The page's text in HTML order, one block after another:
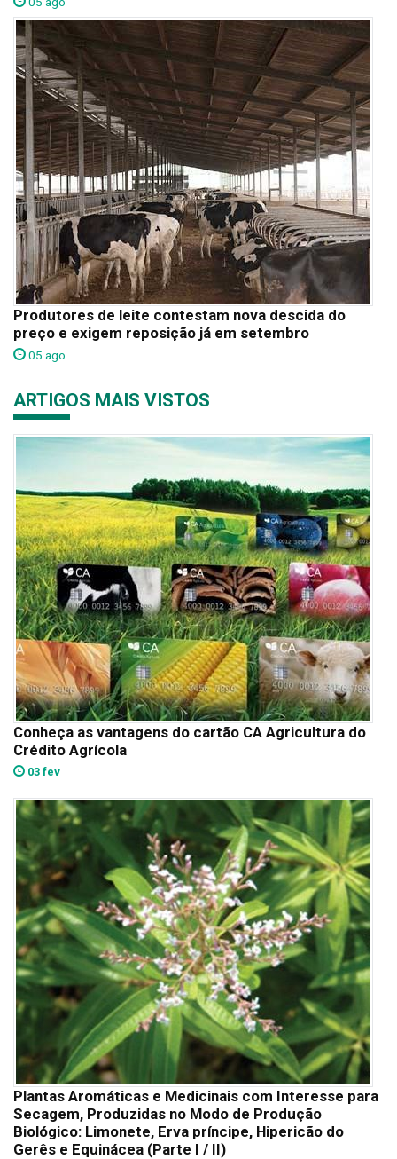
Produtores de leite contestam nova descida do
preço e exigem reposição já em setembro
05 ago
ARTIGOS MAIS VISTOS
Conheça as vantagens do cartão CA Agricultura do
Crédito Agrícola
03 fev
Plantas Aromáticas e Medicinais com Interesse para
Secagem, Produzidas no Modo de Produção
Biológico: Limonete, Erva príncipe, Hipericão do
Gerês e Equinácea (Parte I / II)